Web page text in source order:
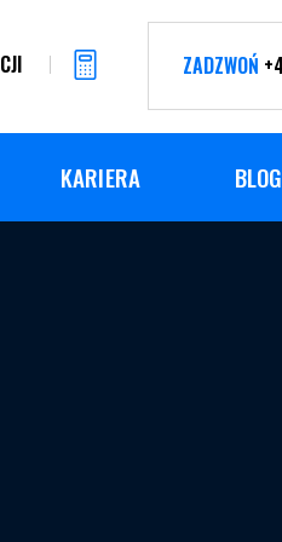
ZADZWOŃ
KARIERA BLOG